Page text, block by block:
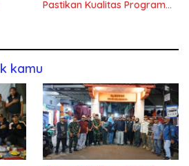
Pastikan Kualitas Program
kamu